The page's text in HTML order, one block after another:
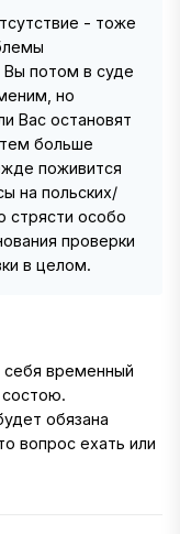
- тоже
Вы потом в суде
но
Вас остановят
больше
поживится
на польских/
стрясти особо
проверки
в целом.
временный
состою.
обязана
вопрос ехать или